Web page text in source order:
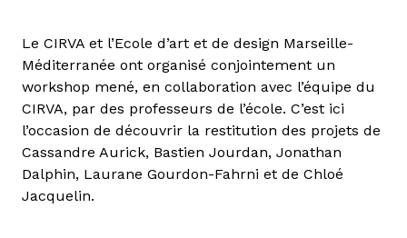
Le CIRVA et l’Ecole d’art et de design Marseille-
Méditerranée ont organisé conjointement un
workshop mené, en collaboration avec l’équipe du
CIRVA, par des professeurs de l’école. C’est ici
l’occasion de découvrir la restitution des projets de
Cassandre Aurick, Bastien Jourdan, Jonathan
Dalphin, Laurane Gourdon-Fahrni et de Chloé
Jacquelin.